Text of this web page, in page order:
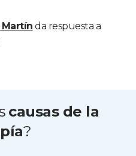
Martín da respuesta a
causas de la
?